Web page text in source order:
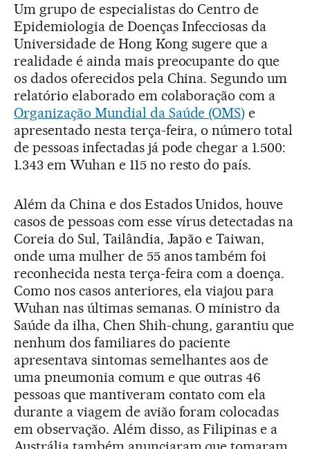
Um grupo de especialistas do Centro de
Epidemiologia de Doenças Infecciosas da
Universidade de Hong Kong sugere que a
realidade é ainda mais preocupante do que
os dados oferecidos pela China. Segundo um
relatório elaborado em colaboração com a
Organização Mundial da Saúde (OMS) e
apresentado nesta terça-feira, o número total
de pessoas infectadas já pode chegar a 1.500:
1.343 em Wuhan e 115 no resto do país.
Além da China e dos Estados Unidos, houve
casos de pessoas com esse vírus detectadas na
Coreia do Sul, Tailândia, Japão e Taiwan,
onde uma mulher de 55 anos também foi
reconhecida nesta terça-feira com a doença.
Como nos casos anteriores, ela viajou para
Wuhan nas últimas semanas. O ministro da
Saúde da ilha, Chen Shih-chung, garantiu que
nenhum dos familiares do paciente
apresentava sintomas semelhantes aos de
uma pneumonia comum e que outras 46
pessoas que mantiveram contato com ela
durante a viagem de avião foram colocadas
em observação. Além disso, as Filipinas e a